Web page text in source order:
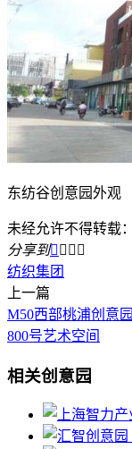
东纺谷创意园外观
未经允许不得转载：
分享到   
纺织集团
上一篇
M50西部桃浦创意园
800号艺术空间
相关创意园